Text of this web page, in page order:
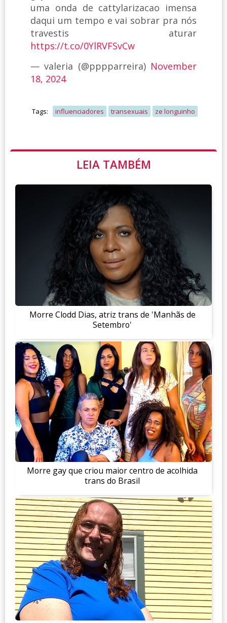
uma onda de cattylarizacao imensa
daqui um tempo e vai sobrar pra nós
travestis aturar
https://t.co/0YlRVFSvCw
— valeria (@pppparreira) November
18, 2024
Tags: influenciadores transexuais ze longuinho
LEIA TAMBÉM
Morre Clodd Dias, atriz trans de 'Manhãs de
Setembro'
Morre gay que criou maior centro de acolhida
trans do Brasil